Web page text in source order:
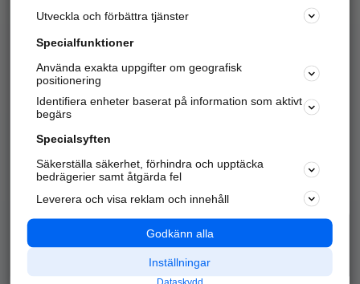
Marknadsför företaget
Kom igång och annonsera mot
samarbetspartners nära dig.
Alla kategorier
Populära sökningar
API & Kartor
Annonsera
Integritet
Nödnummer
Utveckla och förbättra tjänster
Specialfunktioner
Använda exakta uppgifter om geografisk
positionering
Identifiera enheter baserat på information som aktivt
begärs
Specialsyften
Säkerställa säkerhet, förhindra och upptäcka
bedrägerier samt åtgärda fel
Leverera och visa reklam och innehåll
Godkänn alla
Inställningar
Dataskydd